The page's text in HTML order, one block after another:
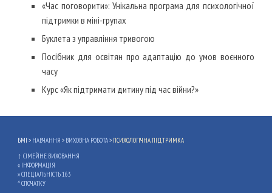
«Час поговорити»: Унікальна програма для психологічної
підтримки в міні-групах
Буклета з управління тривогою
Посібник для освітян про адаптацію до умов воєнного
часу
Курс «Як підтримати дитину під час війни?»
БМІ > НАВЧАННЯ > ВИХОВНА РОБОТА> ПСИХОЛОГІЧНА ПІДТРИМКА
↑ СІМЕЙНЕ ВИХОВАННЯ
« ІНФОРМАЦІЯ
»СПЕЦІАЛЬНІСТЬ 163
^СПОЧАТКУ